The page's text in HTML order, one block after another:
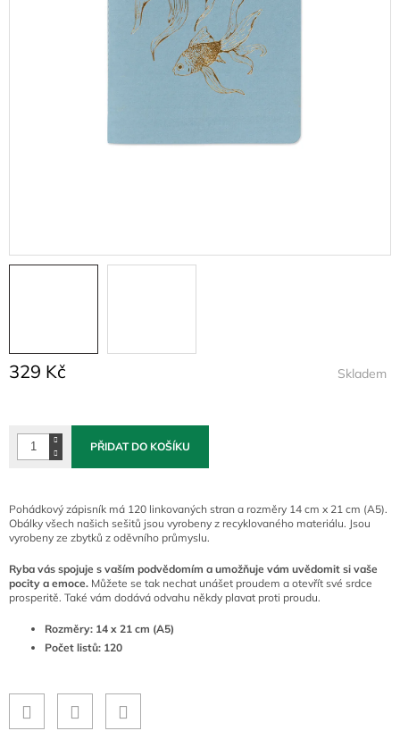
329 Kč Skladem
PŘIDAT DO KOŠÍKU
Pohádkový zápisník má 120 linkovaných stran a rozměry 14 cm x 21 cm (A5).
Obálky všech našich sešitů jsou vyrobeny z recyklovaného materiálu. Jsou
vyrobeny ze zbytků z oděvního průmyslu.
Ryba vás spojuje s vaším podvědomím a umožňuje vám uvědomit si vaše
pocity a emoce. Můžete se tak nechat unášet proudem a otevřít své srdce
prosperitě. Také vám dodává odvahu někdy plavat proti proudu.
Rozměry: 14 x 21 cm (A5)
Počet listů: 120